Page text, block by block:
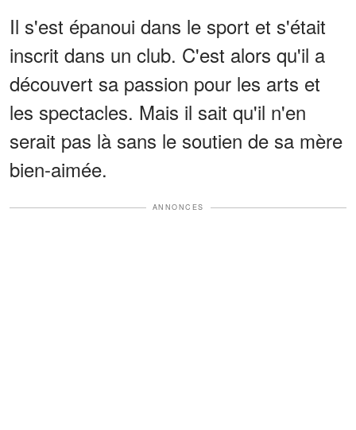
Il s'est épanoui dans le sport et s'était
inscrit dans un club. C'est alors qu'il a
découvert sa passion pour les arts et
les spectacles. Mais il sait qu'il n'en
serait pas là sans le soutien de sa mère
bien-aimée.
ANNONCES